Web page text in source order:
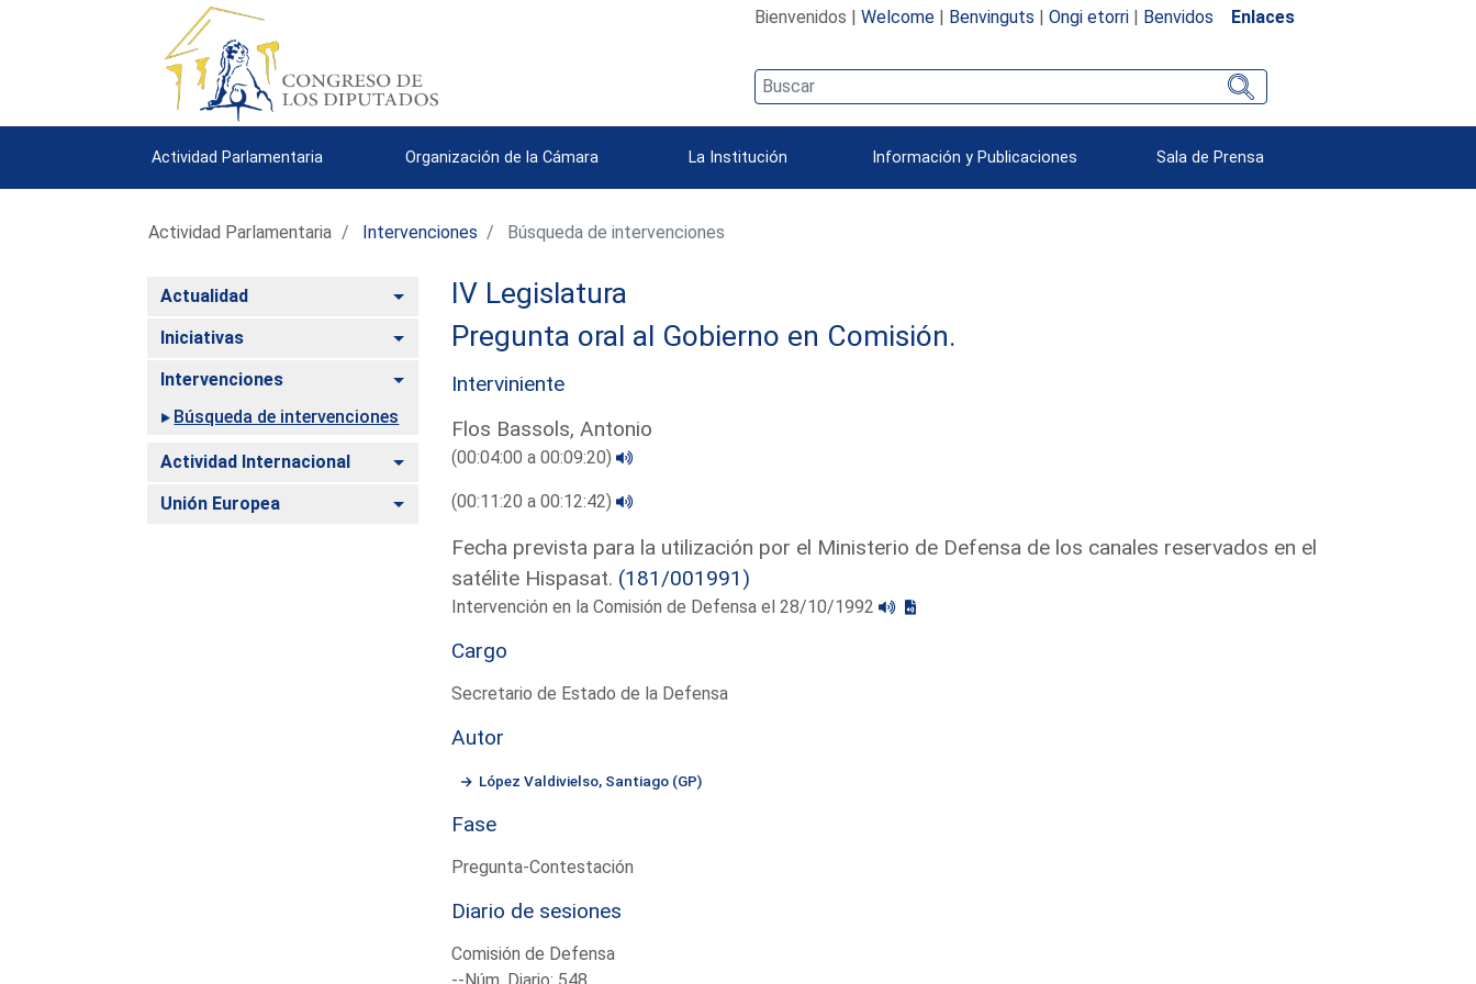
Bienvenidos | Welcome| Benvinguts | Ongi etorri| Benvidos Enlaces
Actividad Parlamentaria Organización de la Cámara La Institución Información y Publicaciones Sala de Prensa
Actividad Parlamentaria Intervenciones Búsqueda de intervenciones
Actualidad Alternar
Iniciativas Alternar
Intervenciones
Alternar
Búsqueda de intervenciones
Actividad Internacional Alternar
Unión Europea Alternar
IV Legislatura
Pregunta oral al Gobierno en Comisión.
Interviniente
Flos Bassols, Antonio
(00:04:00 a 00:09:20)
(00:11:20 a 00:12:42)
Fecha prevista para la utilización por el Ministerio de Defensa de los canales reservados en el
satélite Hispasat. (181/001991)
Intervención en la Comisión de Defensa el 28/10/1992
Cargo
Secretario de Estado de la Defensa
Autor
López Valdivielso, Santiago (GP)
Fase
Pregunta-Contestación
Diario de sesiones
Comisión de Defensa
--Núm. Diario: 548